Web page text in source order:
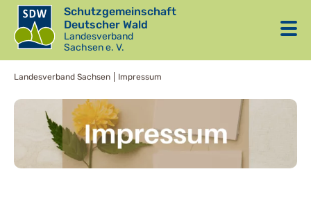
Schutzgemeinschaft
Deutscher Wald
Landesverband
Sachsen e. V.
Landesverband Sachsen Impressum